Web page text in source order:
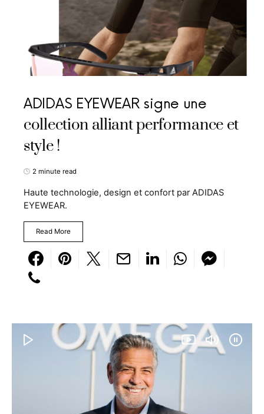
ADIDAS EYEWEAR signe une
collection alliant performance et
style !
2 minute read
Haute technologie, design et confort par ADIDAS
EYEWEAR.
Read More